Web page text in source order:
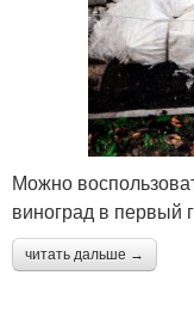
Можно
виноград в первый
читать дальше →